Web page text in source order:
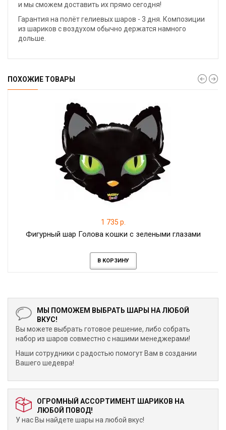
и мы сможем доставить их прямо сегодня!
Гарантия на полёт гелиевых шаров - 3 дня. Композиции
из шариков с воздухом обычно держатся намного
дольше.
ПОХОЖИЕ ТОВАРЫ
1 735 р.
Фигурный шар Голова кошки с зелеными глазами
В КОРЗИНУ
МЫ ПОМОЖЕМ ВЫБРАТЬ ШАРЫ НА ЛЮБОЙ
ВКУС!
Вы можете выбрать готовое решение, либо собрать
набор из шаров совместно с нашими менеджерами!
Наши сотрудники с радостью помогут Вам в создании
Вашего шедевра!
ОГРОМНЫЙ АССОРТИМЕНТ ШАРИКОВ НА
ЛЮБОЙ ПОВОД!
У нас Вы найдете шары на любой вкус!